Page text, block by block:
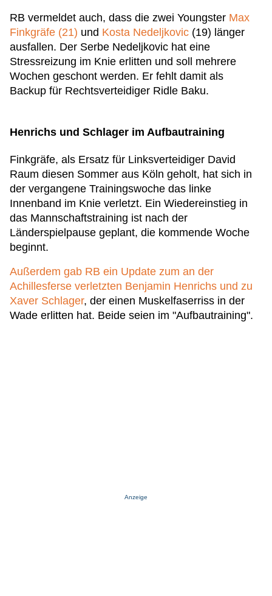
RB vermeldet auch, dass die zwei Youngster Max
Finkgräfe (21) und Kosta Nedeljkovic (19) länger
ausfallen. Der Serbe Nedeljkovic hat eine
Stressreizung im Knie erlitten und soll mehrere
Wochen geschont werden. Er fehlt damit als
Backup für Rechtsverteidiger Ridle Baku.
Henrichs und Schlager im Aufbautraining
Finkgräfe, als Ersatz für Linksverteidiger David
Raum diesen Sommer aus Köln geholt, hat sich in
der vergangene Trainingswoche das linke
Innenband im Knie verletzt. Ein Wiedereinstieg in
das Mannschaftstraining ist nach der
Länderspielpause geplant, die kommende Woche
beginnt.
Außerdem gab RB ein Update zum an der
Achillesferse verletzten Benjamin Henrichs und zu
Xaver Schlager, der einen Muskelfaserriss in der
Wade erlitten hat. Beide seien im "Aufbautraining".
Anzeige